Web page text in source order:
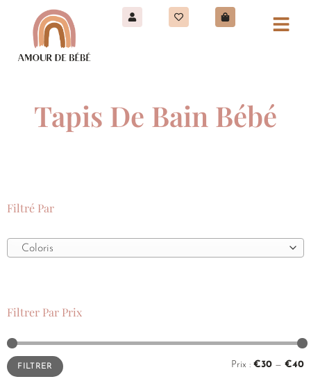
Tapis De Bain Bébé
Filtré Par
Coloris
Filtrer Par Prix
FILTRER Prix : €30 — €40